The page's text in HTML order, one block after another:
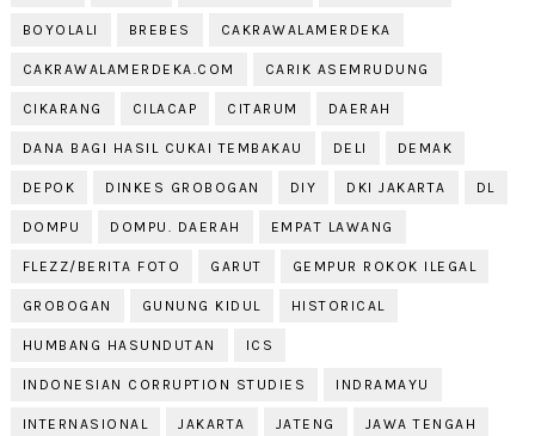
BOYOLALI BREBES CAKRAWALAMERDEKA
CAKRAWALAMERDEKA.COM CARIK ASEMRUDUNG
CIKARANG CILACAP CITARUM DAERAH
DANA BAGI HASIL CUKAI TEMBAKAU DELI DEMAK
DEPOK DINKES GROBOGAN DIY DKI JAKARTA DL
DOMPU DOMPU. DAERAH EMPAT LAWANG
FLEZZ/BERITA FOTO GARUT GEMPUR ROKOK ILEGAL
GROBOGAN GUNUNG KIDUL HISTORICAL
HUMBANG HASUNDUTAN ICS
INDONESIAN CORRUPTION STUDIES INDRAMAYU
INTERNASIONAL JAKARTA JATENG JAWA TENGAH